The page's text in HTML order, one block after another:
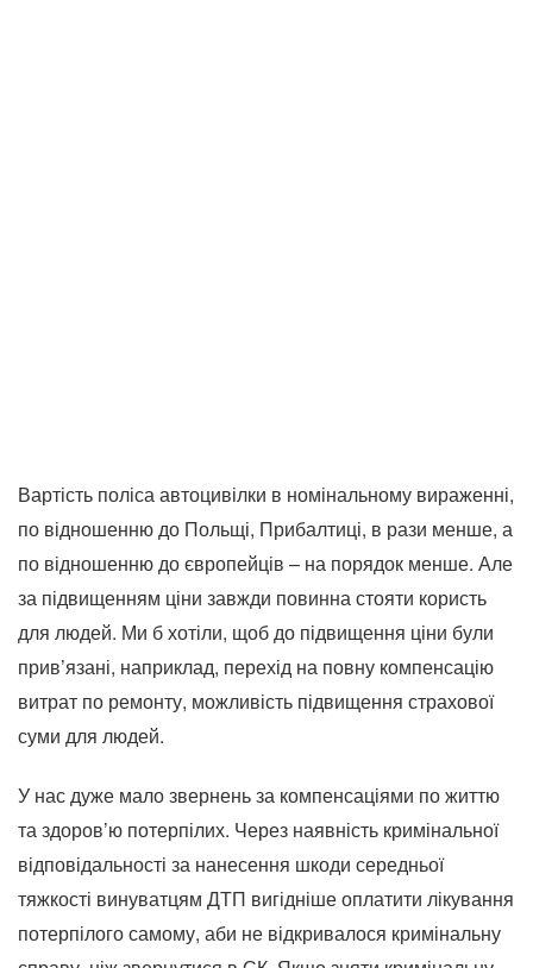
Вартість поліса автоцивілки в номінальному вираженні,
по відношенню до Польщі, Прибалтиці, в рази менше, а
по відношенню до європейців – на порядок менше. Але
за підвищенням ціни завжди повинна стояти користь
для людей. Ми б хотіли, щоб до підвищення ціни були
прив’язані, наприклад, перехід на повну компенсацію
витрат по ремонту, можливість підвищення страхової
суми для людей.
У нас дуже мало звернень за компенсаціями по життю
та здоров’ю потерпілих. Через наявність кримінальної
відповідальності за нанесення шкоди середньої
тяжкості винуватцям ДТП вигідніше оплатити лікування
потерпілого самому, аби не відкривалося кримінальну